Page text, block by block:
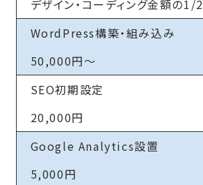
デザイン・コーディング金額の1/2
WordPress構築・組み込み
50,000円～
SEO初期設定
20,000円
Google Analytics設置
5,000円